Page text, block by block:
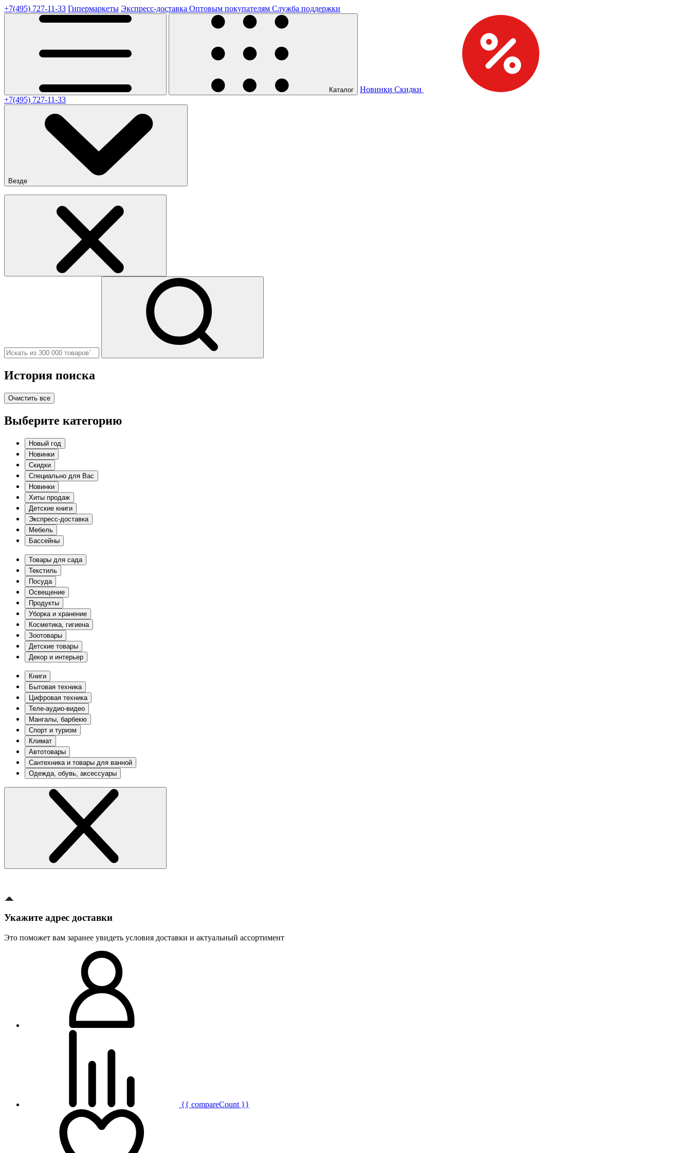
+7(495) 727-11-33 Гипермаркеты Экспресс-доставка Оптовым покупателям Служба поддержки
Каталог Новинки Скидки
+7(495) 727-11-33
Везде
История поиска
Очистить все
Выберите категорию
Новый год
Новинки
Скидки
Специально для Вас
Новинки
Хиты продаж
Детские книги
Экспресс-доставка
Мебель
Бассейны
Товары для сада
Текстиль
Посуда
Освещение
Продукты
Уборка и хранение
Косметика, гигиена
Зоотовары
Детские товары
Декор и интерьер
Книги
Бытовая техника
Цифровая техника
Теле-аудио-видео
Мангалы, барбекю
Спорт и туризм
Климат
Автотовары
Сантехника и товары для ванной
Одежда, обувь, аксессуары
Укажите адрес доставки
Это поможет вам заранее увидеть условия доставки и актуальный ассортимент
{{ compareCount }}